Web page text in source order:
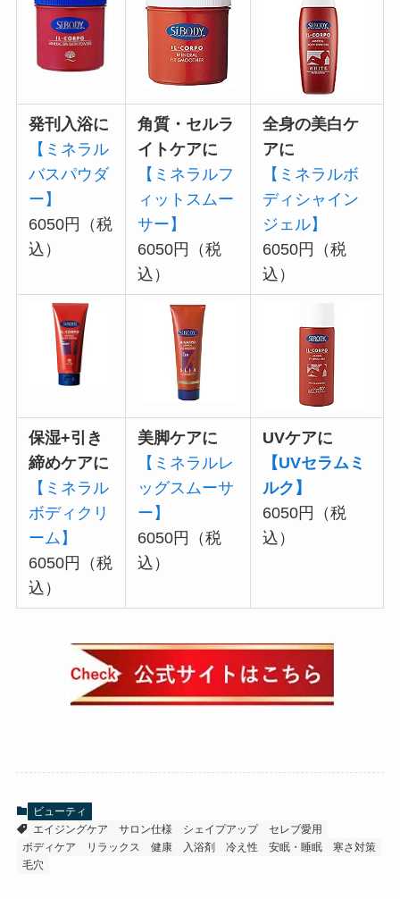
発刊入浴に
【ミネラル
バスパウダ
ー】
6050円（税
込）
角質・セルラ
イトケアに
【ミネラルフ
ィットスムー
サー】
6050円（税
込）
全身の美白ケ
アに
【ミネラルボ
ディシャイン
ジェル】
6050円（税
込）
保湿+引き
締めケアに
【ミネラル
ボディクリ
ーム】
6050円（税
込）
美脚ケアに
【ミネラルレ
ッグスムーサ
ー】
6050円（税
込）
UVケアに
【UVセラムミ
ルク】
6050円（税
込）
ビューティ
エイジングケア
サロン仕様 シェイプアップ
セレブ愛用
ボディケア
リラックス 健康 入浴剤 冷え性 安眠・睡眠
寒さ対策
毛穴